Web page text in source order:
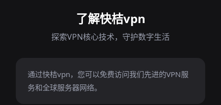
了解快桔vpn
探索VPN核心技术，守护数字生活
通过快桔vpn，您可以免费访问我们先进的VPN服
务和全球服务器网络。